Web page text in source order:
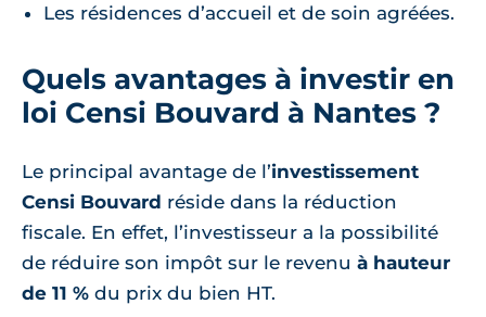
Les résidences d’accueil et de soin agréées.
Quels avantages à investir en
loi Censi Bouvard à Nantes ?
Le principal avantage de l’investissement
Censi Bouvard réside dans la réduction
fiscale. En effet, l’investisseur a la possibilité
de réduire son impôt sur le revenu à hauteur
de 11 % du prix du bien HT.